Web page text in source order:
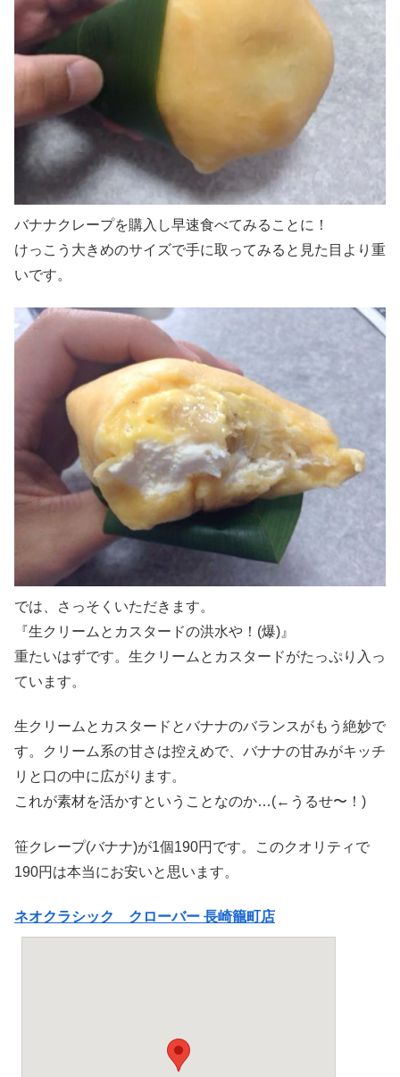
バナナクレープを購入し早速食べてみることに！
けっこう大きめのサイズで手に取ってみると見た目より重
いです。
では、さっそくいただきます。
『生クリームとカスタードの洪水や！(爆)』
重たいはずです。生クリームとカスタードがたっぷり入っ
ています。
生クリームとカスタードとバナナのバランスがもう絶妙で
す。クリーム系の甘さは控えめで、バナナの甘みがキッチ
リと口の中に広がります。
これが素材を活かすということなのか…(←うるせ〜！)
笹クレープ(バナナ)が1個190円です。このクオリティで
190円は本当にお安いと思います。
ネオクラシック クローバー 長崎籠町店